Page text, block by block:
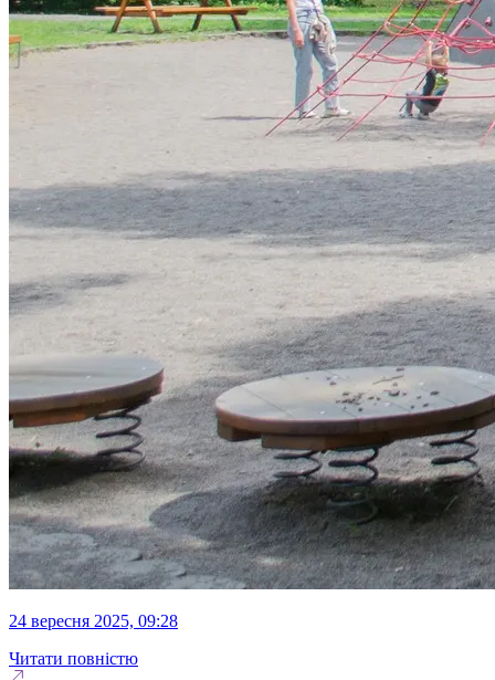
24 вересня 2025, 09:28
Читати повністю